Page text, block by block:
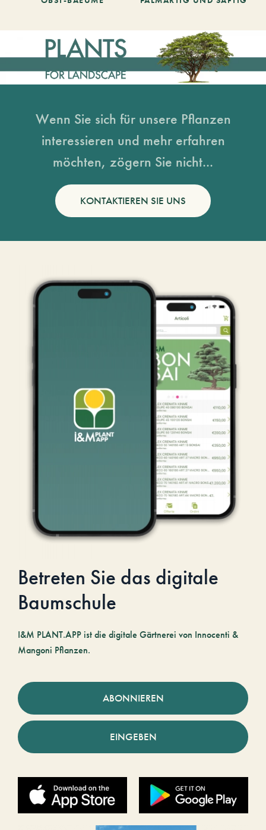
Wenn Sie sich für unsere Pflanzen
interessieren und mehr erfahren
möchten, zögern Sie nicht...
KONTAKTIEREN SIE UNS
Betreten Sie das digitale
Baumschule
I&M PLANT.APP ist die digitale Gärtnerei von Innocenti &
Mangoni Pflanzen.
ABONNIEREN
EINGEBEN